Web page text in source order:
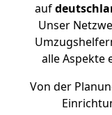
auf
Unser
alle Aspekte
Von der